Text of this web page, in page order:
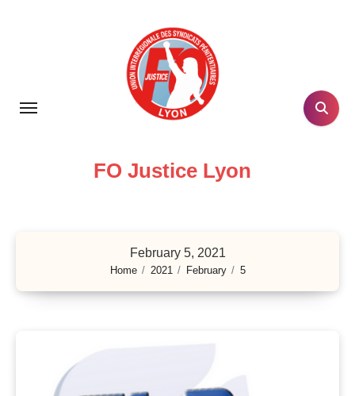
FO Justice Lyon
February 5, 2021
Home 2021 February 5